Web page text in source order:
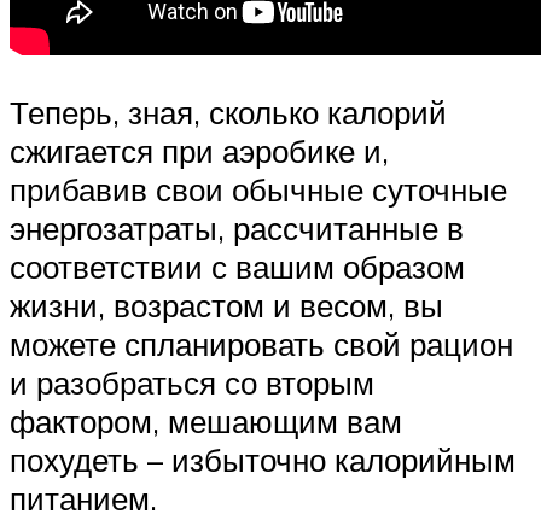
Теперь, зная, сколько калорий
сжигается при аэробике и,
прибавив свои обычные суточные
энергозатраты, рассчитанные в
соответствии с вашим образом
жизни, возрастом и весом, вы
можете спланировать свой рацион
и разобраться со вторым
фактором, мешающим вам
похудеть – избыточно калорийным
питанием.